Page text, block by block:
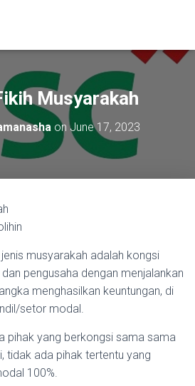
Musyarakah
onJune 17, 2023
musyarakah adalah kongsi
pengusaha dengan menjalankan
menghasilkan keuntungan, di
setor modal.
pihak yang berkongsi sama sama
tidak ada pihak tertentu yang
100%.